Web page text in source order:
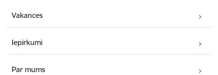
Vakances
Iepirkumi
Par mums